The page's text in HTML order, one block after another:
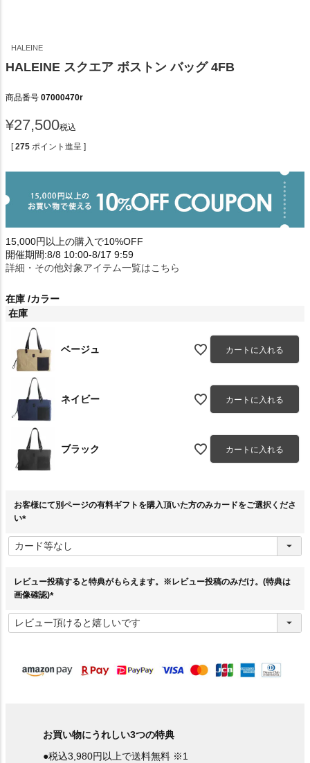
HALEINE
HALEINE スクエア ボストン バッグ 4FB
商品番号 07000470r
¥27,500税込
[ 275 ポイント進呈 ]
15,000円以上の購入で10%OFF
開催期間:8/8 10:00-8/17 9:59
詳細・その他対象アイテム一覧はこちら
在庫 カラー
在庫
ベージュ カートに入れる
ネイビー カートに入れる
ブラック カートに入れる
お客様にて別ページの有料ギフトを購入頂いた方のみカードをご選択くださ
い
必
須
レビュー投稿すると特典がもらえます。※レビュー投稿のみだけ。(特典は
画像確認)
必
須
お買い物にうれしい3つの特典
●税込3,980円以上で送料無料 ※1